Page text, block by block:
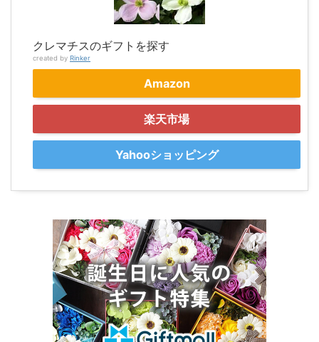
クレマチスのギフトを探す
created by Rinker
Amazon
楽天市場
Yahooショッピング